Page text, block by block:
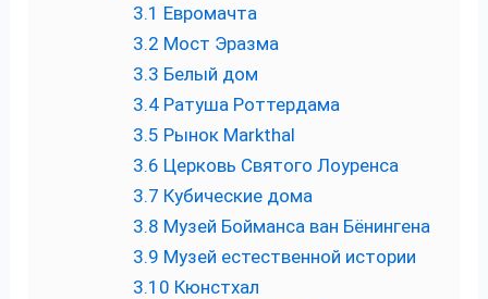
3.1 Евромачта
3.2 Мост Эразма
3.3 Белый дом
3.4 Ратуша Роттердама
3.5 Рынок Markthal
3.6 Церковь Святого Лоуренса
3.7 Кубические дома
3.8 Музей Бойманса ван Бёнингена
3.9 Музей естественной истории
3.10 Кюнстхал